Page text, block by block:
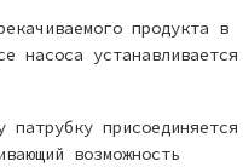
продукта в
насоса устанавливается
присоединяется
возможность